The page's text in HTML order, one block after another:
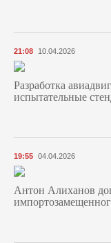
21:08 10.04.2026
Разработка
испытательные
19:55 04.04.2026
Антон Алиханов